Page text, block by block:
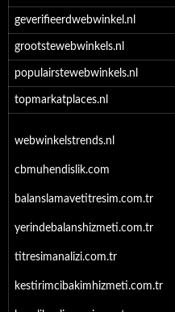
geverifieerdwebwinkel.nl
grootstewebwinkels.nl
populairstewebwinkels.nl
topmarkatplaces.nl
webwinkelstrends.nl
cbmuhendislik.com
balanslamavetitresim.com.tr
yerindebalanshizmeti.com.tr
titresimanalizi.com.tr
kestirimcibakimhizmeti.com.tr